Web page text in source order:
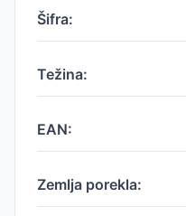
Šifra:
Težina:
EAN:
Zemlja porekla: